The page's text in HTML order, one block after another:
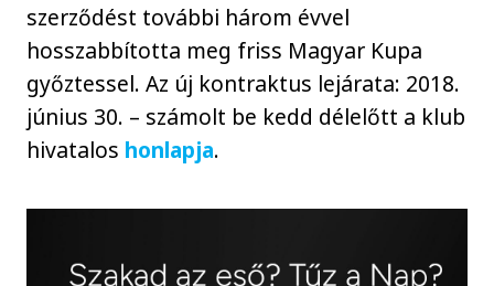
szerződést további három évvel
hosszabbította meg friss Magyar Kupa
győztessel. Az új kontraktus lejárata: 2018.
június 30. – számolt be kedd délelőtt a klub
hivatalos honlapja.